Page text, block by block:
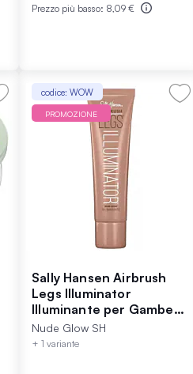
Prezzo più basso: 8,09 €
codice: WOW
PROMOZIONE
Sally Hansen Airbrush
Legs Illuminator
Illuminante per Gambe
Nude Glow 100 ml
Nude Glow SH
+ 1 variante